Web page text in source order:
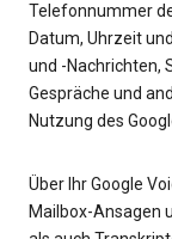
Telefonnummer
Datum, Uhrzeit
und -Nachrichten,
Gespräche und
Nutzung des
Über Ihr Google
Mailbox-Ansagen